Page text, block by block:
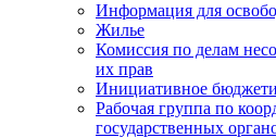
Информация для
Жилье
Комиссия по делам
их прав
Инициативное
Рабочая группа по
государственных